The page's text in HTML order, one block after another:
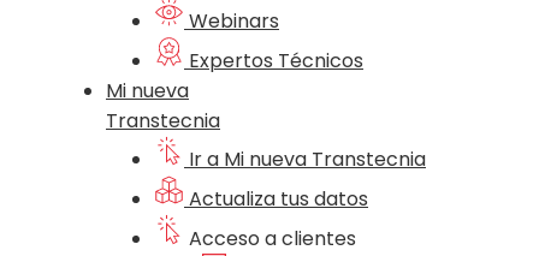
Webinars
Expertos Técnicos
Mi nueva
Transtecnia
Ir a Mi nueva Transtecnia
Actualiza tus datos
Acceso a clientes